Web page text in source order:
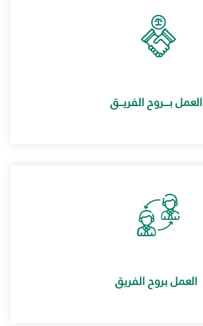
العمل بــــروح الفريـــق
العمل بروح الفريق